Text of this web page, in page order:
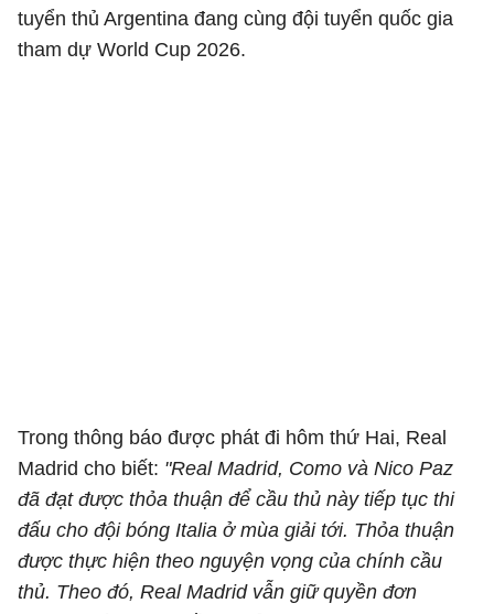
tuyển thủ Argentina đang cùng đội tuyển quốc gia
tham dự World Cup 2026.
Trong thông báo được phát đi hôm thứ Hai, Real
Madrid cho biết: "Real Madrid, Como và Nico Paz
đã đạt được thỏa thuận để cầu thủ này tiếp tục thi
đấu cho đội bóng Italia ở mùa giải tới. Thỏa thuận
được thực hiện theo nguyện vọng của chính cầu
thủ. Theo đó, Real Madrid vẫn giữ quyền đơn